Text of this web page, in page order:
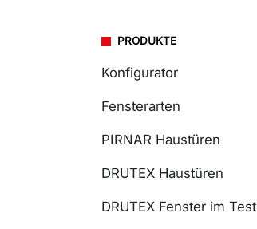
PRODUKTE
Konfigurator
Fensterarten
PIRNAR Haustüren
DRUTEX Haustüren
DRUTEX Fenster im Test